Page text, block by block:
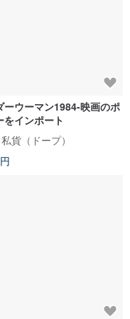
ーウーマン1984-映画のポ
をインポート
貨（ドープ）